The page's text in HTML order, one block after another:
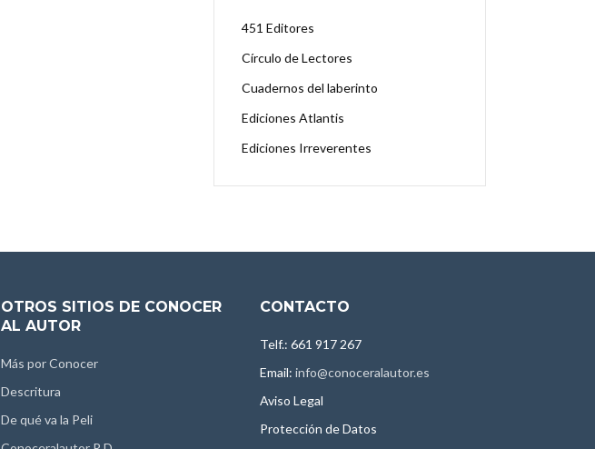
451 Editores
Círculo de Lectores
Cuadernos del laberinto
Ediciones Atlantis
Ediciones Irreverentes
OTROS SITIOS DE CONOCER
AL AUTOR
Más por Conocer
Descritura
De qué va la Peli
CONTACTO
Telf.: 661 917 267
Email: info@conoceralautor.es
Aviso Legal
Protección de Datos